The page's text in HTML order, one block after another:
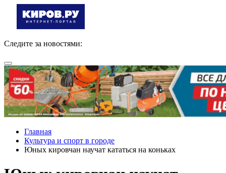
Следите за новостями:
Главная
Культура и спорт в городе
Юных кировчан научат кататься на коньках